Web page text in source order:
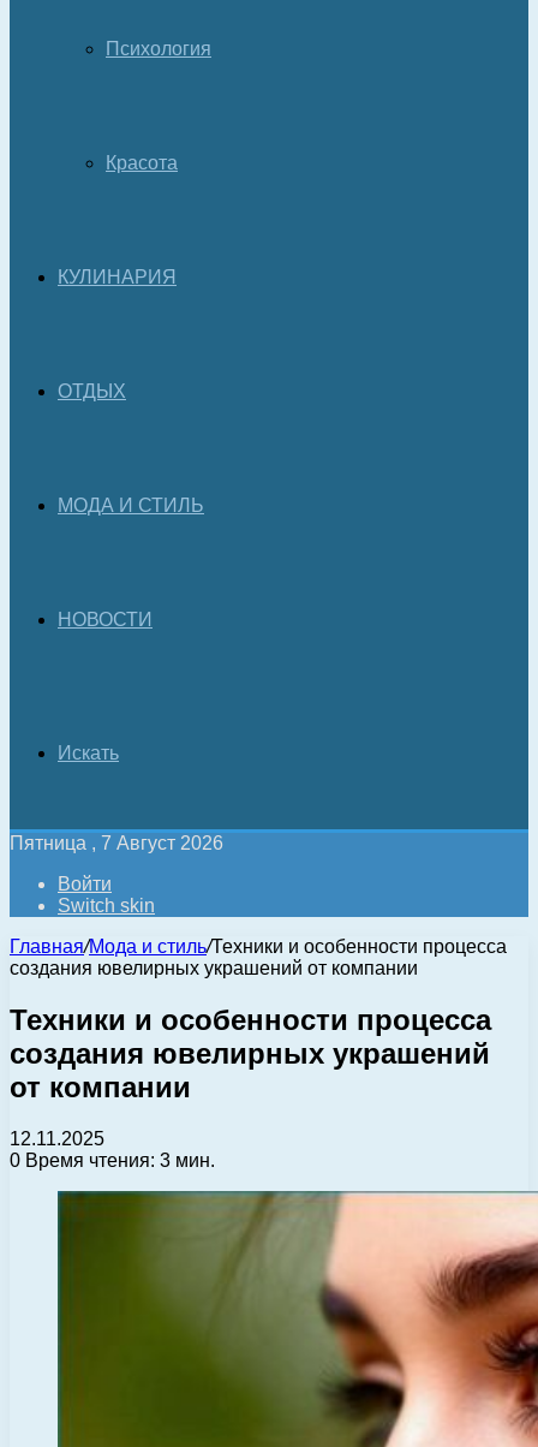
Психология
Красота
КУЛИНАРИЯ
ОТДЫХ
МОДА И СТИЛЬ
НОВОСТИ
Искать
Пятница , 7 Август 2026
Войти
Switch skin
Главная/Мода и стиль/Техники и особенности процесса
создания ювелирных украшений от компании
Техники и особенности процесса
создания ювелирных украшений
от компании
12.11.2025
0 Время чтения: 3 мин.